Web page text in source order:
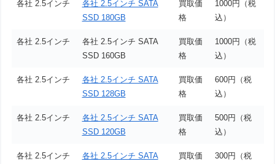
各社 2.5インチ
各社 2.5インチ SATA
SSD 180GB
買取価
格
1000円（税
込）
各社 2.5インチ
各社 2.5インチ SATA
SSD 160GB
買取価
格
1000円（税
込）
各社 2.5インチ
各社 2.5インチ SATA
SSD 128GB
買取価
格
600円（税
込）
各社 2.5インチ
各社 2.5インチ SATA
SSD 120GB
買取価
格
500円（税
込）
各社 2.5インチ
各社 2.5インチ SATA
買取価
300円（税